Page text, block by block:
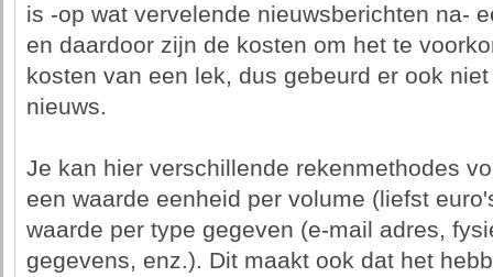
is -op wat vervelende nieuwsberichten na-
en daardoor zijn de kosten om het te
kosten van een lek, dus gebeurd er ook
nieuws.
Je kan hier verschillende rekenmethodes
een waarde eenheid per volume (liefst
waarde per type gegeven (e-mail adres,
gegevens, enz.). Dit maakt ook dat het